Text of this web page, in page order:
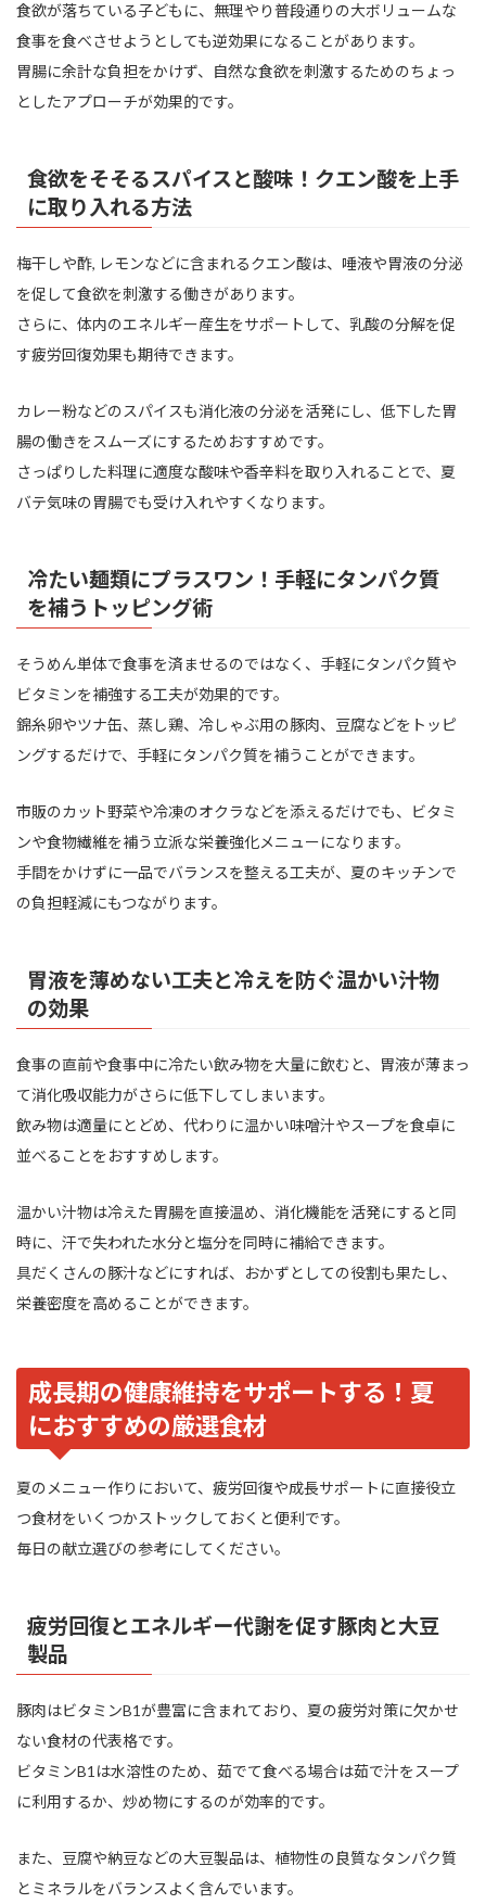
食欲が落ちている子どもに、無理やり普段通りの大ボリュームな
食事を食べさせようとしても逆効果になることがあります。
胃腸に余計な負担をかけず、自然な食欲を刺激するためのちょっ
としたアプローチが効果的です。
食欲をそそるスパイスと酸味！クエン酸を上手
に取り入れる方法
梅干しや酢, レモンなどに含まれるクエン酸は、唾液や胃液の分泌
を促して食欲を刺激する働きがあります。
さらに、体内のエネルギー産生をサポートして、乳酸の分解を促
す疲労回復効果も期待できます。
カレー粉などのスパイスも消化液の分泌を活発にし、低下した胃
腸の働きをスムーズにするためおすすめです。
さっぱりした料理に適度な酸味や香辛料を取り入れることで、夏
バテ気味の胃腸でも受け入れやすくなります。
冷たい麺類にプラスワン！手軽にタンパク質
を補うトッピング術
そうめん単体で食事を済ませるのではなく、手軽にタンパク質や
ビタミンを補強する工夫が効果的です。
錦糸卵やツナ缶、蒸し鶏、冷しゃぶ用の豚肉、豆腐などをトッピ
ングするだけで、手軽にタンパク質を補うことができます。
市販のカット野菜や冷凍のオクラなどを添えるだけでも、ビタミ
ンや食物繊維を補う立派な栄養強化メニューになります。
手間をかけずに一品でバランスを整える工夫が、夏のキッチンで
の負担軽減にもつながります。
胃液を薄めない工夫と冷えを防ぐ温かい汁物
の効果
食事の直前や食事中に冷たい飲み物を大量に飲むと、胃液が薄まっ
て消化吸収能力がさらに低下してしまいます。
飲み物は適量にとどめ、代わりに温かい味噌汁やスープを食卓に
並べることをおすすめします。
温かい汁物は冷えた胃腸を直接温め、消化機能を活発にすると同
時に、汗で失われた水分と塩分を同時に補給できます。
具だくさんの豚汁などにすれば、おかずとしての役割も果たし、
栄養密度を高めることができます。
成長期の健康維持をサポートする！夏
におすすめの厳選食材
夏のメニュー作りにおいて、疲労回復や成長サポートに直接役立
つ食材をいくつかストックしておくと便利です。
毎日の献立選びの参考にしてください。
疲労回復とエネルギー代謝を促す豚肉と大豆
製品
豚肉はビタミンB1が豊富に含まれており、夏の疲労対策に欠かせ
ない食材の代表格です。
ビタミンB1は水溶性のため、茹でて食べる場合は茹で汁をスープ
に利用するか、炒め物にするのが効率的です。
また、豆腐や納豆などの大豆製品は、植物性の良質なタンパク質
とミネラルをバランスよく含んでいます。